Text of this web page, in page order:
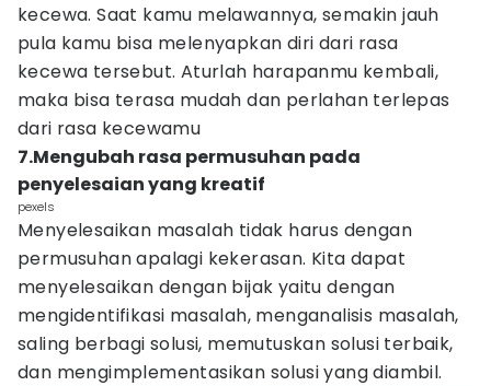
kecewa. Saat kamu melawannya, semakin jauh
pula kamu bisa melenyapkan diri dari rasa
kecewa tersebut. Aturlah harapanmu kembali,
maka bisa terasa mudah dan perlahan terlepas
dari rasa kecewamu
7.Mengubah rasa permusuhan pada
penyelesaian yang kreatif
pexels
Menyelesaikan masalah tidak harus dengan
permusuhan apalagi kekerasan. Kita dapat
menyelesaikan dengan bijak yaitu dengan
mengidentifikasi masalah, menganalisis masalah,
saling berbagi solusi, memutuskan solusi terbaik,
dan mengimplementasikan solusi yang diambil.